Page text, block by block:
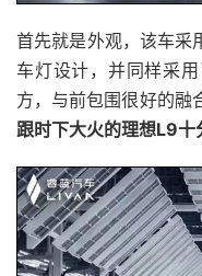
首先就是外观，该车采
车灯设计，并同样采
方，与前包围很好的融
跟时下大火的理想L9十